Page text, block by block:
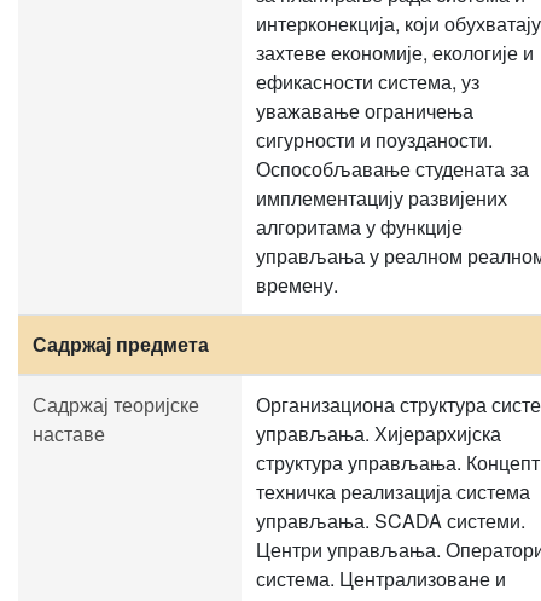
интерконекција, који обухватају
захтеве економије, екологије и
ефикасности система, уз
уважавање ограничења
сигурности и поузданости.
Оспособљавање студената за
имплементацију развијених
алгоритама у функције
управљања у реалном
времену.
Садржај предмета
Садржај теоријске
наставе
Организациона структура
управљања. Хијерархијска
структура управљања.
техничка реализација система
управљања. SCADA системи.
Центри управљања.
система. Централизоване и